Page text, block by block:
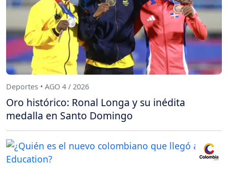
Deportes • AGO 4 / 2026
Oro histórico: Ronal Longa y su inédita
medalla en Santo Domingo